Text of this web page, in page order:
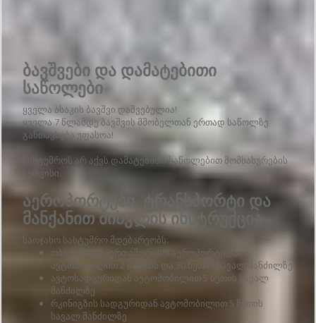
Საოჯახო სასტუმროს დეტალები
ბავშვები და დამატებითი
საწოლები
ყველა ასაკის ბავშვი დაშვებულია!
ყველა 7 წლამდე ბავშვის მშობელთან ერთად საწოლზე
განთავსება უფასოა!
სასტუმროს არ აქვს დამატებითი საწოლებით მომსახურების
სერვისი.
აეროპორტები, ტრანსპორტი და
მანქანით მისვლის ინსტრუქცია
საოჯახო სასტუმრო მდებარეობს:
თბილისის საერთაშორისო აეროპორტიდან
ავტომობილით 2 საათის და 30 წუთის სავალ მანძილზე
ავტოსადგურიდან ავტომობილით 5 წუთის სავალ
მანძილზე
რკინიგზის სადგურიდან ავტომობილით 5 წუთის
სავალ მანძილზე